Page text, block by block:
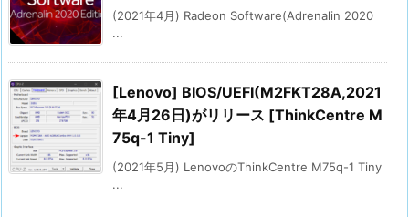
(2021年4月) Radeon Software(Adrenalin 2020
...
[Lenovo] BIOS/UEFI(M2FKT28A,2021
年4月26日)がリリース [ThinkCentre M
75q-1 Tiny]
(2021年5月) LenovoのThinkCentre M75q-1 Tiny
...